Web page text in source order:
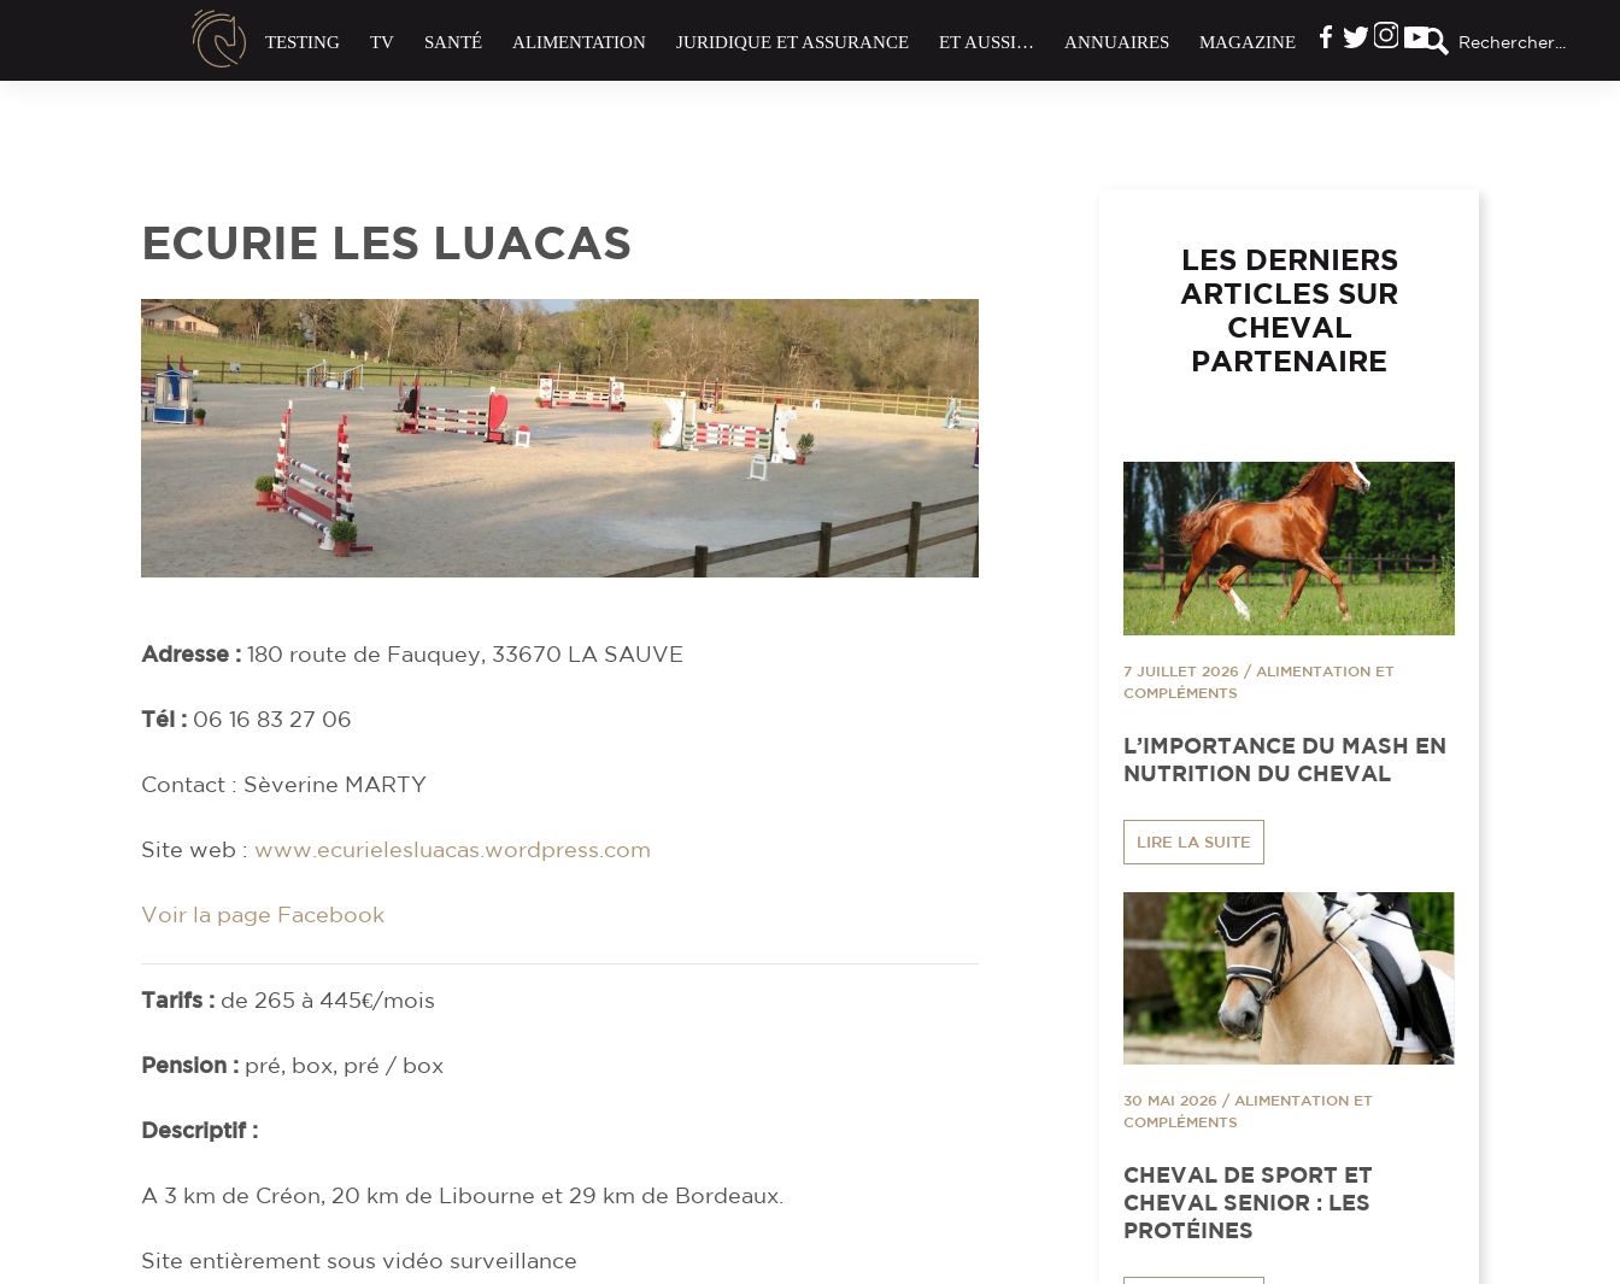
Rechercher...
TESTING TV SANTÉ ALIMENTATION JURIDIQUE ET ASSURANCE ET AUSSI… ANNUAIRES MAGAZINE
ECURIE LES LUACAS
Adresse : 180 route de Fauquey, 33670 LA SAUVE
Tél : 06 16 83 27 06
Contact : Sèverine MARTY
Site web : www.ecurielesluacas.wordpress.com
Voir la page Facebook
Tarifs : de 265 à 445€/mois
Pension : pré, box, pré / box
Descriptif :
A 3 km de Créon, 20 km de Libourne et 29 km de Bordeaux.
Site entièrement sous vidéo surveillance
LES DERNIERS
ARTICLES SUR
CHEVAL
PARTENAIRE
7 JUILLET 2026 / ALIMENTATION ET
COMPLÉMENTS
L’IMPORTANCE DU MASH EN
NUTRITION DU CHEVAL
LIRE LA SUITE
30 MAI 2026 / ALIMENTATION ET
COMPLÉMENTS
CHEVAL DE SPORT ET
CHEVAL SENIOR : LES
PROTÉINES
Panneau de gestion des cookies